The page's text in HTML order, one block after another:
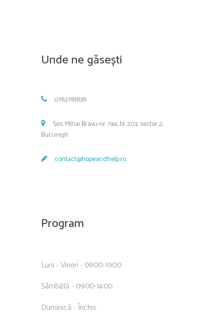
Unde ne găsești
0762781838
Sos. Mihai Bravu nr. 194, bl. 203, sector 2,
București
contact@hopeandhelp.ro
Program
Luni - Vineri - 09:00-19:00
Sâmbătă - 09:00-14:00
Duminică - Închis